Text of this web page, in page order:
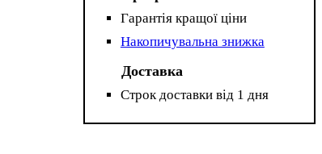
Гарантія кращої ціни
Накопичувальна знижка
Доставка
Строк доставки від 1 дня